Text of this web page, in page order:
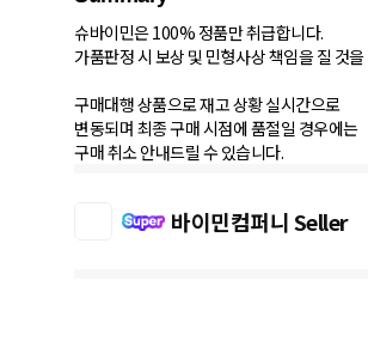
슈바이민은 100% 정품만 취급합니다.
가품판정 시 보상 및 민형사상 책임을 질 것
구매대행 상품으로 재고 상황 실시간으로
변동되며 최종 구매 시점에 품절일 경우에는
구매 취소 안내드릴 수 있습니다.
바이민컴퍼니 Seller